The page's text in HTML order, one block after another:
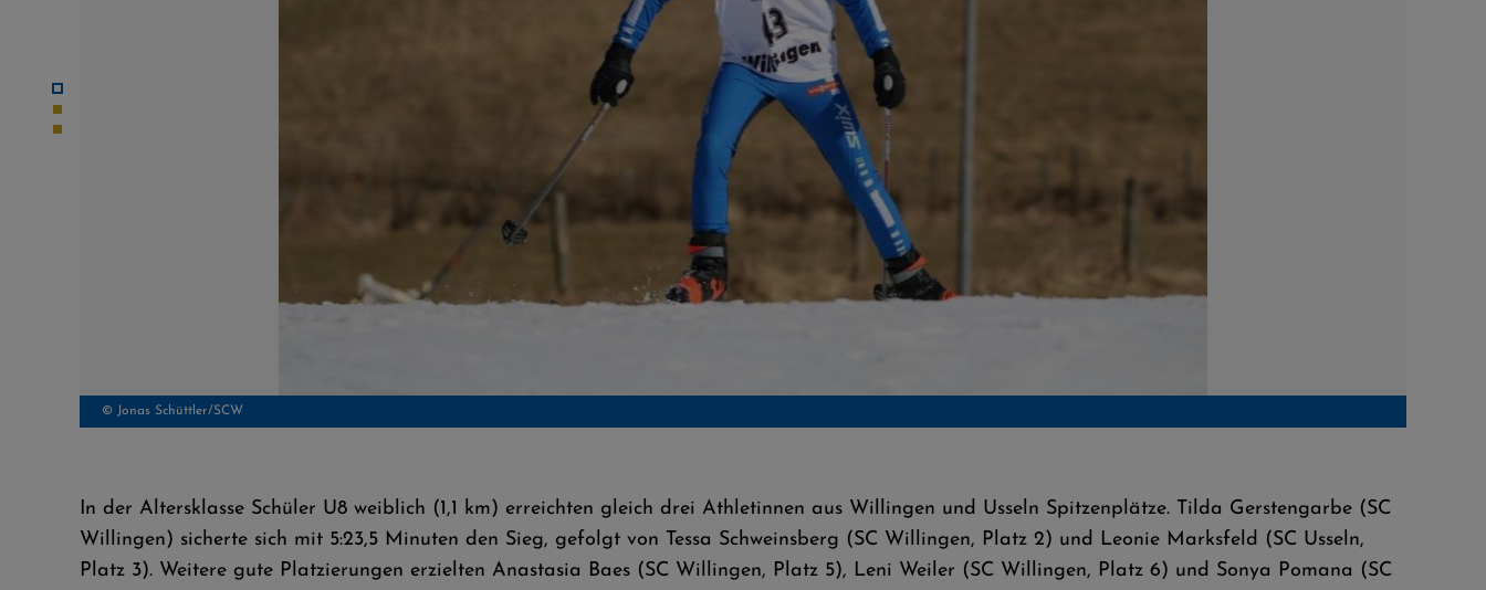
© Jonas Schüttler/SCW
In der Altersklasse Schüler U8 weiblich (1,1 km) erreichten gleich drei Athletinnen aus Willingen und Usseln Spitzenplätze. Tilda Gerstengarbe (SC
Willingen) sicherte sich mit 5:23,5 Minuten den Sieg, gefolgt von Tessa Schweinsberg (SC Willingen, Platz 2) und Leonie Marksfeld (SC Usseln,
Platz 3). Weitere gute Platzierungen erzielten Anastasia Baes (SC Willingen, Platz 5), Leni Weiler (SC Willingen, Platz 6) und Sonya Pomana (SC